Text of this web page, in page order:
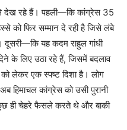
देख रहे हैं। पहली—कि कांग्रेस 35
को फिर सम्मान दे रही है जिसे लंबे
दूसरी—कि यह कदम राहुल गांधी
के लिए उठा रहे हैं, जिसमें बदलाव
को लेकर एक स्पष्ट दिशा है। लोग
हिमाचल कांग्रेस को उसी पुरानी
ही चेहरे फैसले करते थे और बाकी